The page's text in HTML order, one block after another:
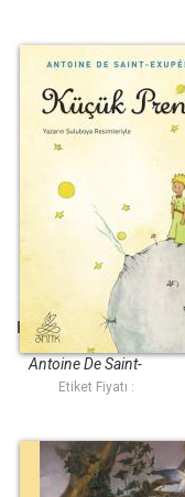
Küçük Prens (Antik
Dünya Klasikleri)
Antoine De Saint-
Exupéry
Etiket Fiyatı :